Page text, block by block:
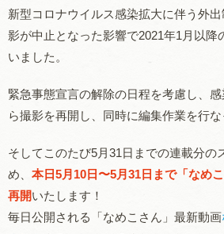
新型コロナウイルス感染拡大に伴う外
影が中止となった影響で2021年1月以降
いました。
緊急事態宣言の解除の日程を考慮し、 感
ら撮影を再開 し、同時に編集作業を行な
そしてこのたび5月31日までの連載分の
め、 本日5月10日〜5月31日まで「なめ
再開いたします！
毎日公開される「なめこさん」最新動画